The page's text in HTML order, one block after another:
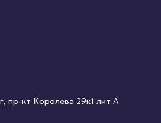
пр-кт Королева 29к1 лит А